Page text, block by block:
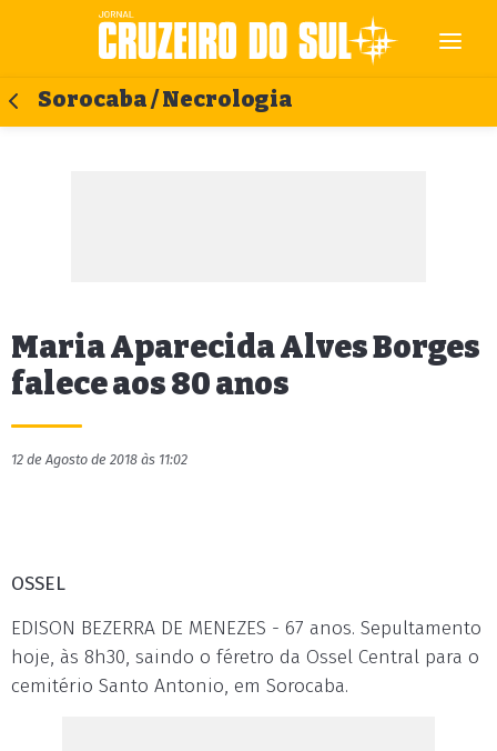
Sorocaba / Necrologia
Maria Aparecida Alves Borges
falece aos 80 anos
12 de Agosto de 2018 às 11:02
OSSEL
EDISON BEZERRA DE MENEZES - 67 anos. Sepultamento
hoje, às 8h30, saindo o féretro da Ossel Central para o
cemitério Santo Antonio, em Sorocaba.